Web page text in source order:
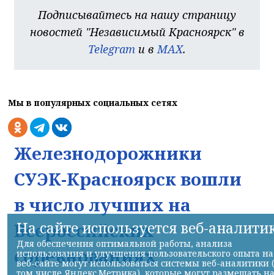
Подписывайтесь на нашу страницу
новостей "Независимый Красноярск" в
Telegram и вMAX.
Мы в популярных социальных сетях
Железнодорожники
СУЭК-Красноярск вошли
в число лучших на
Всероссийских
соревнованиях
На сайте используется веб-
Для обеспечения оптимальной работы, анализа
использования и улучшения пользовательского опыта на
веб-сайте могут использоваться системы веб-аналитики